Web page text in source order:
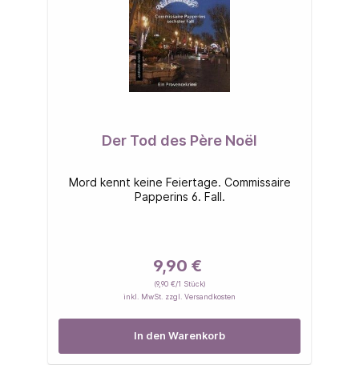
Der Tod des Père Noël
Mord kennt keine Feiertage. Commissaire
Papperins 6. Fall.
9,90 €
(9,90 €/1 Stück)
inkl. MwSt. zzgl. Versandkosten
In den Warenkorb